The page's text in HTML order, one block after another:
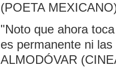
(POETA
"Noto que ahora
es permanente ni
ALMODÓVAR